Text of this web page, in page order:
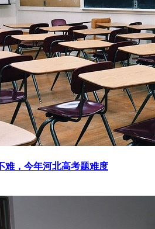
难，今年河北高考题难度